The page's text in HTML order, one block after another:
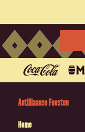
Antilliaanse Feesten
Home